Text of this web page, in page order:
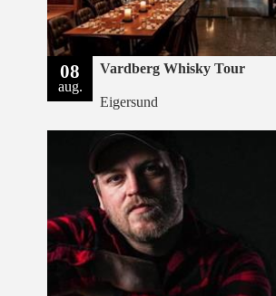
08
aug.
Vardberg Whisky Tour
Eigersund